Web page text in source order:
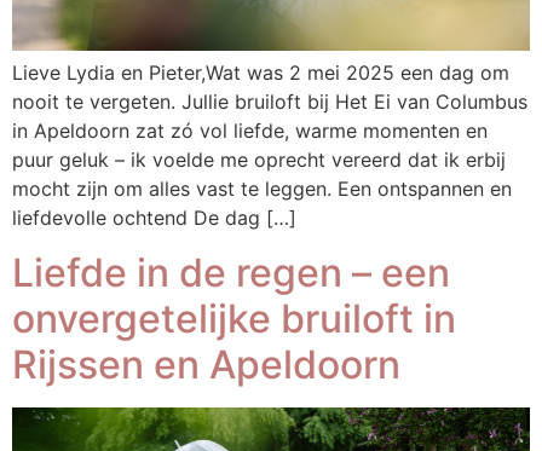
Lieve Lydia en Pieter,Wat was 2 mei 2025 een dag om
nooit te vergeten. Jullie bruiloft bij Het Ei van Columbus
in Apeldoorn zat zó vol liefde, warme momenten en
puur geluk – ik voelde me oprecht vereerd dat ik erbij
mocht zijn om alles vast te leggen. Een ontspannen en
liefdevolle ochtend De dag […]
Liefde in de regen – een
onvergetelijke bruiloft in
Rijssen en Apeldoorn